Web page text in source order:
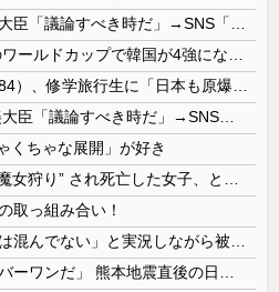
くちゃな展開」が好き
取っ組み合い！